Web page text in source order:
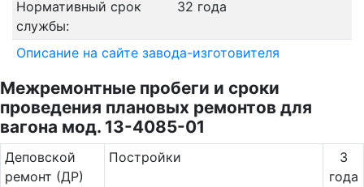
Нормативный срок
службы:
32 года
Описание на сайте завода-изготовителя
Межремонтные пробеги и сроки
проведения плановых ремонтов для
вагона мод. 13-4085-01
Де­повс­кой
ремонт (ДР)
Постройки
3
года